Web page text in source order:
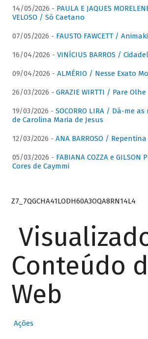
14/05/2026 - PAULA E JAQUES
VELOSO / Só Caetano
07/05/2026 - FAUSTO FAWCETT /
16/04/2026 - VINÍCIUS BARROS /
09/04/2026 - ALMÉRIO / Nesse Exato
26/03/2026 - GRAZIE WIRTTI / Pare
19/03/2026 - SOCORRO LIRA / Dá-me
de Carolina Maria de Jesus
12/03/2026 - ANA BARROSO / Repentina
05/03/2026 - FABIANA COZZA e GILSON
Cores de Caymmi
Z7_7QGCHA41LODH60A3OQA8RN14L4
Conteúdo
Web
Ações